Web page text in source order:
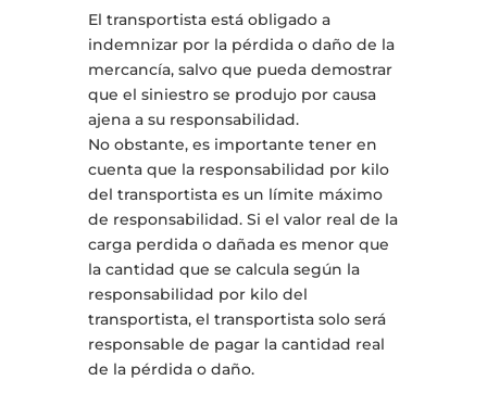
El transportista está obligado a
indemnizar por la pérdida o daño de la
mercancía, salvo que pueda demostrar
que el siniestro se produjo por causa
ajena a su responsabilidad.
No obstante, es importante tener en
cuenta que la responsabilidad por kilo
del transportista es un límite máximo
de responsabilidad. Si el valor real de la
carga perdida o dañada es menor que
la cantidad que se calcula según la
responsabilidad por kilo del
transportista, el transportista solo será
responsable de pagar la cantidad real
de la pérdida o daño.